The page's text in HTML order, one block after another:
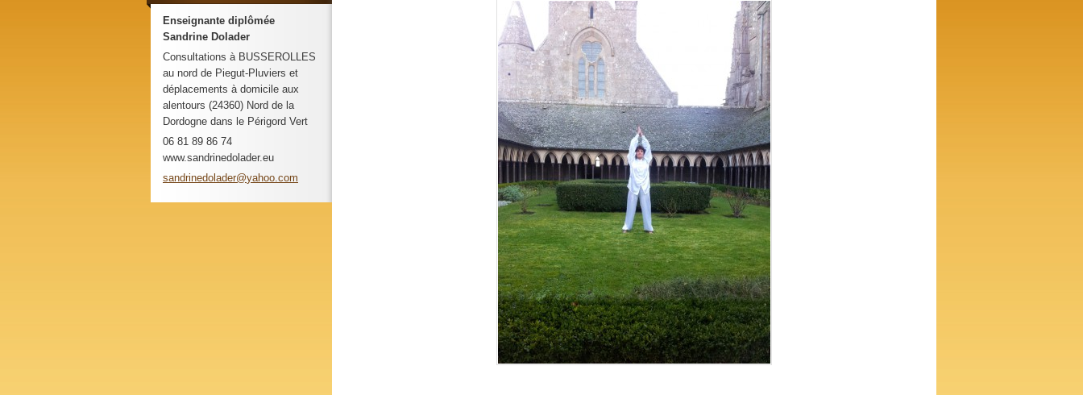
Enseignante diplômée
Sandrine Dolader
Consultations à BUSSEROLLES
au nord de Piegut-Pluviers et
déplacements à domicile aux
alentours (24360) Nord de la
Dordogne dans le Périgord Vert
06 81 89 86 74
www.sandrinedolader.eu
sandrinedolader@yahoo.com